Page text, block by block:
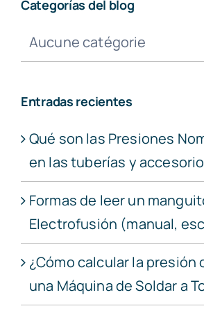
Categorías del blog
Aucune catégorie
Entradas recientes
Qué son las Presiones
en las tuberías y
Formas de leer un
Electrofusión (manual,
¿Cómo calcular la presión
una Máquina de Soldar a